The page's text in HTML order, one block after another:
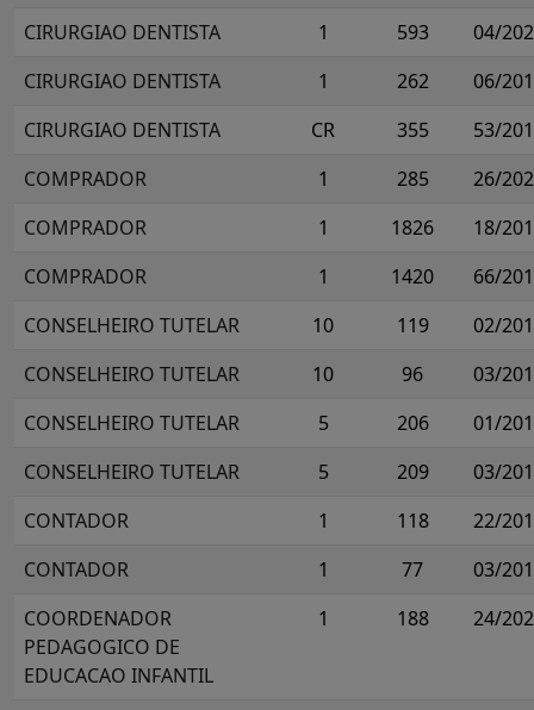
CIRURGIAO DENTISTA
1 593
04/
CIRURGIAO DENTISTA
1 262
06/
CIRURGIAO DENTISTA
CR 355
53/
COMPRADOR
1 285
26/
COMPRADOR
1 1826
18/
COMPRADOR
1 1420
66/
CONSELHEIRO TUTELAR
10 119
02/
CONSELHEIRO TUTELAR
10 96
03/
CONSELHEIRO TUTELAR
5 206
01/
CONSELHEIRO TUTELAR
5 209
03/
CONTADOR
1 118
22/
CONTADOR
1 77
03/
COORDENADOR
PEDAGOGICO DE
EDUCACAO INFANTIL
1 188 24/